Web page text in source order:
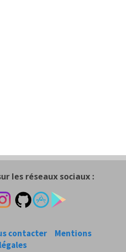
les réseaux sociaux :
contacter
Mentions
légales